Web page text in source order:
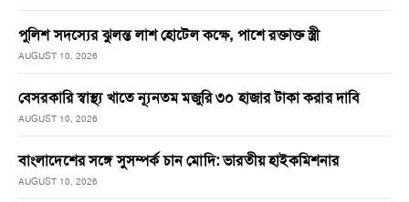
পুলিশ সদস্যের ঝুলন্ত লাশ হোটেল কক্ষে, পাশে রক্তাক্ত স্ত্রী
AUGUST 10, 2026
বেসরকারি স্বাস্থ্য খাতে ন্যূনতম মজুরি ৩০ হাজার টাকা করার দাবি
AUGUST 10, 2026
বাংলাদেশের সঙ্গে সুসম্পর্ক চান মোদি: ভারতীয় হাইকমিশনার
AUGUST 10, 2026